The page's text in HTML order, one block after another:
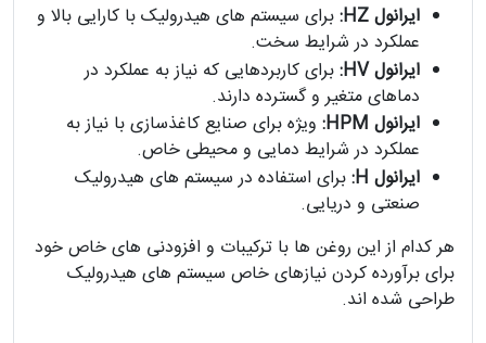
ایرانول HZ:
برای سیستم های هیدرولیک با کارایی بالا و
عملکرد در شرایط سخت.
ایرانول HV:
برای کاربردهایی که نیاز به عملکرد در
دماهای متغیر و گسترده دارند.
ایرانول HPM:
ویژه برای صنایع کاغذسازی با نیاز به
عملکرد در شرایط دمایی و محیطی خاص.
ایرانول H:
برای استفاده در سیستم های هیدرولیک
صنعتی و دریایی.
هر کدام از این روغن ها با ترکیبات و افزودنی های خاص خود
برای برآورده کردن نیازهای خاص سیستم های هیدرولیک
طراحی شده اند.